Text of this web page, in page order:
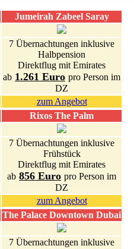
Jumeirah Zabeel Saray
7 Übernachtungen inklusive
Halbpension
Direktflug mit Emirates
ab 1.261 Euro pro Person im
DZ
zum Angebot
Rixos The Palm
7 Übernachtungen inklusive
Frühstück
Direktflug mit Emirates
ab 856 Euro pro Person im
DZ
zum Angebot
The Palace Downtown Dubai
7 Übernachtungen inklusive